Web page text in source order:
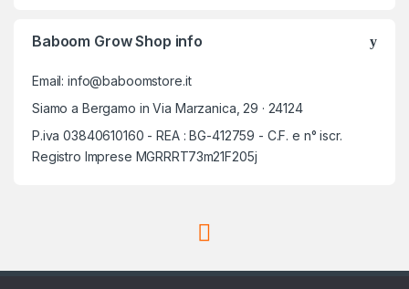
Baboom Grow Shop info
Email: info@baboomstore.it
Siamo a Bergamo in Via Marzanica, 29 · 24124
P.iva 03840610160 - REA : BG-412759 - C.F. e n° iscr.
Registro Imprese MGRRRT73m21F205j